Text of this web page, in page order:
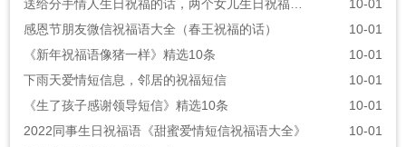
10-01
感恩节朋友微信祝福语大全（春王祝福的话）
10-01
《新年祝福语像猪一样》精选10条
10-01
下雨天爱情短信息，邻居的祝福短信
10-01
《生了孩子感谢领导短信》精选10条
10-01
2022同事生日祝福语《甜蜜爱情短信祝福语大全》
10-01